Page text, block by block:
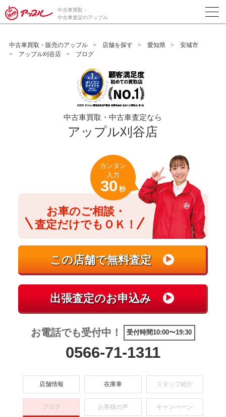
/*ABテスト_新規査定フォームの為のCVボタン*/
中古車買取・
中古車査定のアップル
中古車買取・販売のアップル 店舗を探す 愛知県
安城市
アップル刈谷店
ブログ
中古車買取・中古車査定なら
アップル刈谷店
お車のご相談・
査定だけでもＯＫ！
カンタン
入力
30 秒
お電話でも受付中！ 受付時間10:00〜19:30
0566-71-1311
店舗情報 在庫車 スタッフ紹介
ブログ お客様の声 キャンペーン